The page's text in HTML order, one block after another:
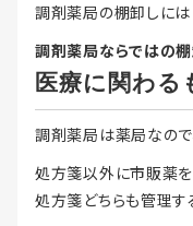
調剤薬局の棚卸しには
調剤薬局ならではの
医療に関わる
調剤薬局は薬局なので
処方箋以外に市販薬を
処方箋どちらも管理す